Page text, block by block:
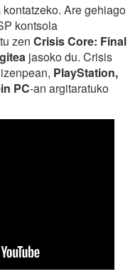
Are gehiago
kontsola
zen Crisis Core: Final
jasoko du. Crisis
PlayStation,
PC-an argitaratuko